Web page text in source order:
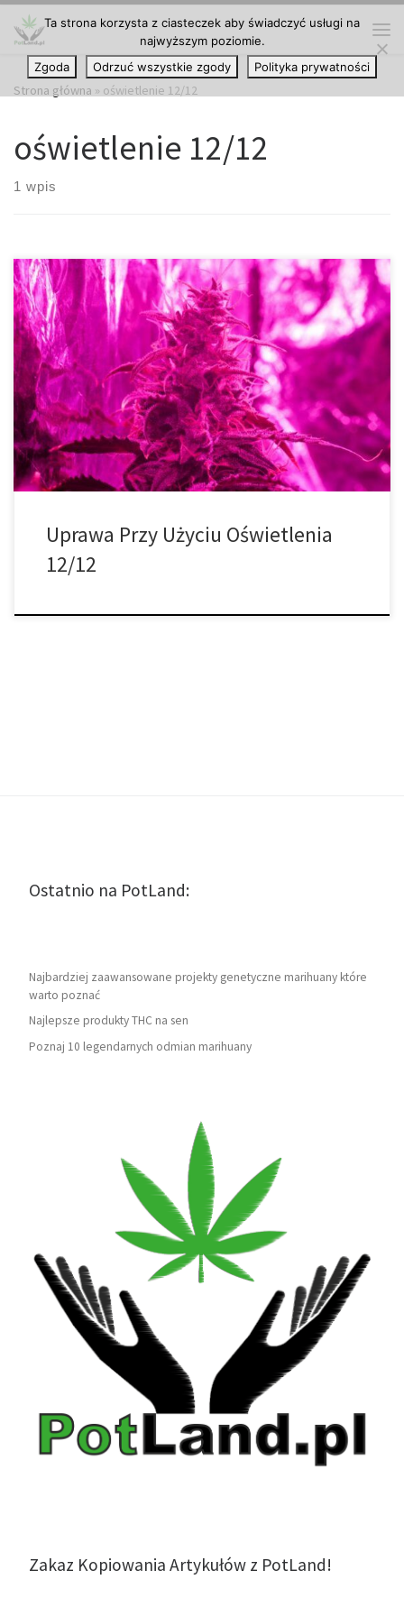
Przejdź do treści
Strona główna » oświetlenie 12/12
oświetlenie 12/12
1 wpis
Czy myślisz o rozpoczęciu swojej przygody z uprawą konopi z
cyklem oświetlenia 12/12 od samego etapu sadzonek? Czy
warto? Niezależnie od tego, czy jesteś doświadczonym
plantatorem, który chce zoptymalizować swój proces, czy
początkującym, który stawia na prostotę i wydajność, możesz […]
Uprawa Przy Użyciu Oświetlenia
12/12
Ostatnio na PotLand:
Najbardziej zaawansowane projekty genetyczne marihuany które
warto poznać
Najlepsze produkty THC na sen
Poznaj 10 legendarnych odmian marihuany
Zakaz Kopiowania Artykułów z PotLand!
Ta strona korzysta z ciasteczek aby świadczyć usługi na
najwyższym poziomie.
Zgoda
Odrzuć wszystkie zgody Polityka prywatności